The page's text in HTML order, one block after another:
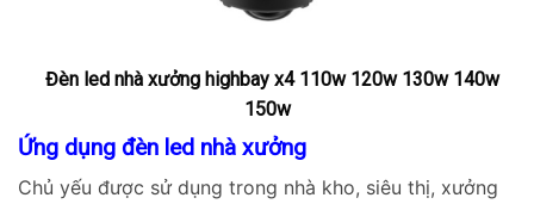
Đèn led nhà xưởng highbay x4 110w 120w 130w 140w
150w
Ứng dụng đèn led nhà xưởng
Chủ yếu được sử dụng trong nhà kho, siêu thị, xưởng